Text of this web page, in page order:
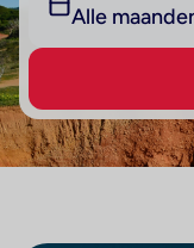
Alle